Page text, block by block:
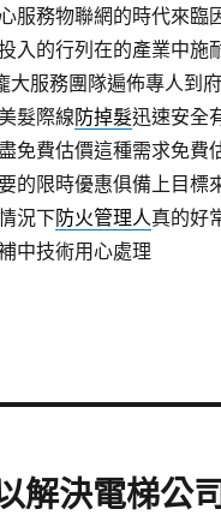
服務物聯網的時代來臨
入的行列在的產業中施
大服務團隊遍佈專人到
髮際線防掉髮迅速安全
免費估價這種需求免費
的限時優惠俱備上目標
況下防火管理人真的好
中技術用心處理
解決電梯公